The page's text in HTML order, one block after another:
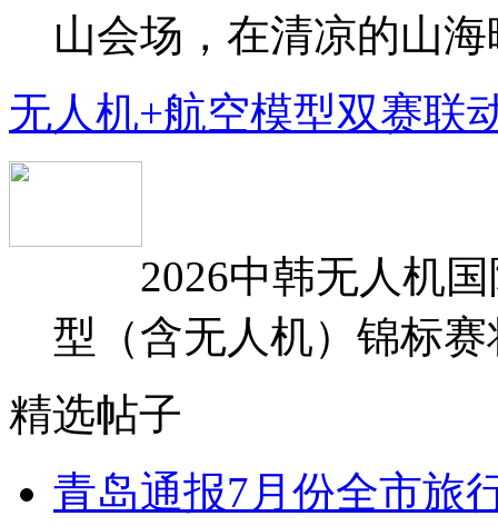
山会场，在清凉的山
无人机+航空模型双赛联
2026中韩无人机国
型（含无人机）锦标
精选帖子
青岛通报7月份全市旅